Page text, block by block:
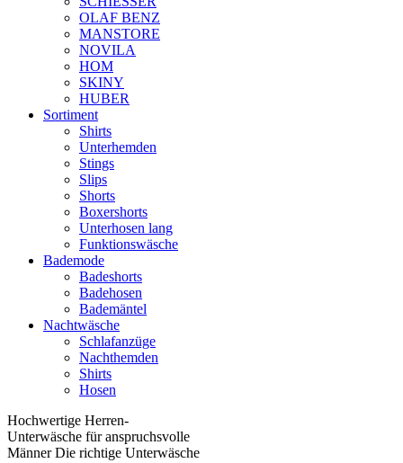
OLAF BENZ
MANSTORE
NOVILA
HOM
SKINY
HUBER
Sortiment
Shirts
Unterhemden
Stings
Slips
Shorts
Boxershorts
Unterhosen lang
Funktionswäsche
Bademode
Badeshorts
Badehosen
Bademäntel
Nachtwäsche
Schlafanzüge
Nachthemden
Shirts
Hosen
Hochwertige Herren-
Unterwäsche für anspruchsvolle
Männer Die richtige Unterwäsche